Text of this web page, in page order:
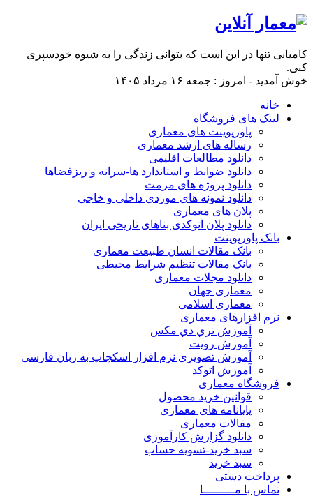
کامیابی تنها در این است که بتوانی زندگی را به شیوه خودسپری
کنی.
خوش آمدید - امروز : جمعه ۱۶ مرداد ۱۴۰۵
خانه
لینک های فروشگاه
پاورپوینت های معماری
رساله های ارشد معماری
دانلود مطالعات اقلیمی
دانلود ضوابط و استاندارد ها-سرانه و ریزفضاها
دانلود پروژه های مرمت
دانلود نمونه های موردی داخلی و خاجی
پلان های معماری
دانلود پلان اتوکدی بناهای تاریخی ایران
بانک پاورپوینت
بانک مقالات انسان طبیعت معماری
بانک مقالات تنظیم شرایط محیطی
دانلود مجلات معماری
معماری جهان
معماری اسلامی
نرم افزارهای معماری
آﻣﻮزش ﺗﺮي دي ﻣﮑﺲ
آموزش رویت
آموزش تصویری نرم افزار اسکچاپ به زبان فارسی
آموزش اتوکد
فروشگاه معماری
قوانین خرید محصول
پایانامه های معماری
مقالات معماری
دانلود گزارش کارآموزی
سبد خرید-تسویه حساب
سبد خرید
پرداخت دستی
تماس با مـــــــــا